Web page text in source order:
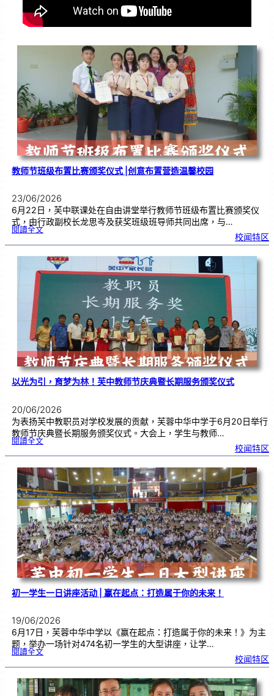
教师节班级布置比赛颁奖仪式 |创意布置营造温馨校园
23/06/2026
6月22日，芙中联课处在自由讲堂举行教师节班级布置比赛颁奖仪
式，由行政副校长龙思岑及获奖班级班导师共同出席，与…
閱讀全文:教
班
布
置
比
颁
奖
温
馨
校
园
校闻特区
以光为引，育梦为林！芙中教师节庆典暨长期服务颁奖仪式
20/06/2026
为表扬芙中教职员对学校发展的贡献，芙蓉中华中学于6月20日举行
教师节庆典暨长期服务颁奖仪式。大会上，学生与教师…
閱讀全文:以
引
育
梦
为
林
芙
中
教
师
节
庆
典
暨
长
期
服
务
颁
奖
仪
式
校闻特区
初一学生一日讲座活动 | 赢在起点：打造属于你的未来！
19/06/2026
6月17日，芙蓉中华中学以《赢在起点：打造属于你的未来！》为主
题，举办一场针对474名初一学生的大型讲座，让学…
閱讀全文:初
生
日
讲
座
活
动
校闻特区